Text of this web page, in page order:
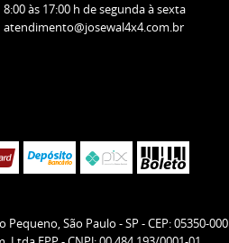
8:00 às 17:00 h de segunda à sexta
atendimento@josewal4x4.com.br
Pequeno, São Paulo -SP -CEP: 05350-000